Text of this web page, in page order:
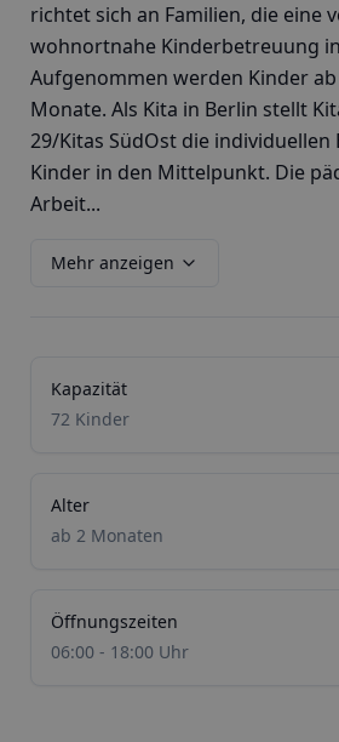
richtet sich an Familien, die eine
wohnortnahe Kinderbetreuung
Aufgenommen werden Kinder
Monate. Als Kita in Berlin stellt
29/Kitas SüdOst die
Kinder in den Mittelpunkt. Die
Arbeit...
Mehr anzeigen
Kapazität
72 Kinder
Alter
ab 2 Monaten
Öffnungszeiten
06:00 - 18:00 Uhr